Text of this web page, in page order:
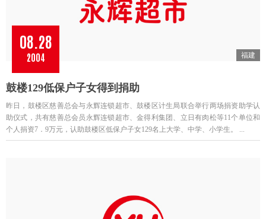
福建
08.28
2004
鼓楼129低保户子女得到捐助
昨日，鼓楼区慈善总会与永辉连锁超市、鼓楼区计生局联合举行两场捐资助学认
助仪式，共有慈善总会员永辉连锁超市、金得利集团、立日有肉松等11个单位和
个人捐资7．9万元，认助鼓楼区低保户子女129名上大学、中学、小学生。 ...